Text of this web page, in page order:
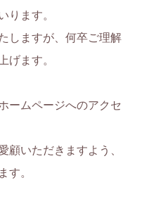
ります。
しますが、何卒ご理解
げます。
ームページへのアクセ
顧いただきますよう、
す。